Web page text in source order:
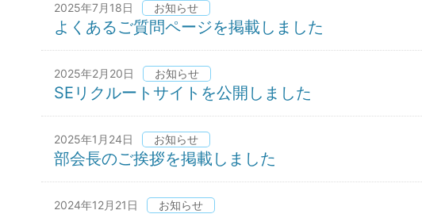
よくあるご質問ページを掲載しました
2025年7月18日 お知らせ
SEリクルートサイトを公開しました
2025年2月20日 お知らせ
部会長のご挨拶を掲載しました
2025年1月24日 お知らせ
2024年12月21日 お知らせ